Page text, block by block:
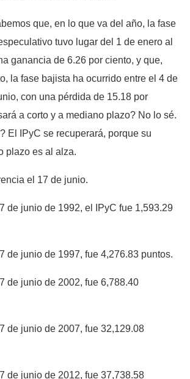
que, en lo que va del año, la fase
tuvo lugar del 1 de enero al
ganancia de 6.26 por ciento, y que,
la fase bajista ha ocurrido entre el 4 de
con una pérdida de 15.18 por
a corto y a mediano plazo? No lo sé.
El IPyC se recuperará, porque su
plazo es al alza.
el 17 de junio.
de junio de 1992, el IPyC fue 1,593.29
de junio de 1997, fue 4,276.83 puntos.
de junio de 2002, fue 6,788.40
de junio de 2007, fue 32,129.08
de junio de 2012, fue 37,738.58